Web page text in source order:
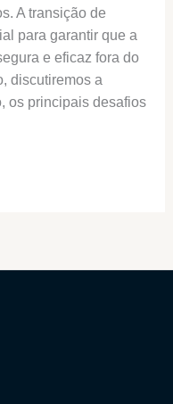
A transição de
para garantir que a
e eficaz fora do
discutiremos a
os principais desafios